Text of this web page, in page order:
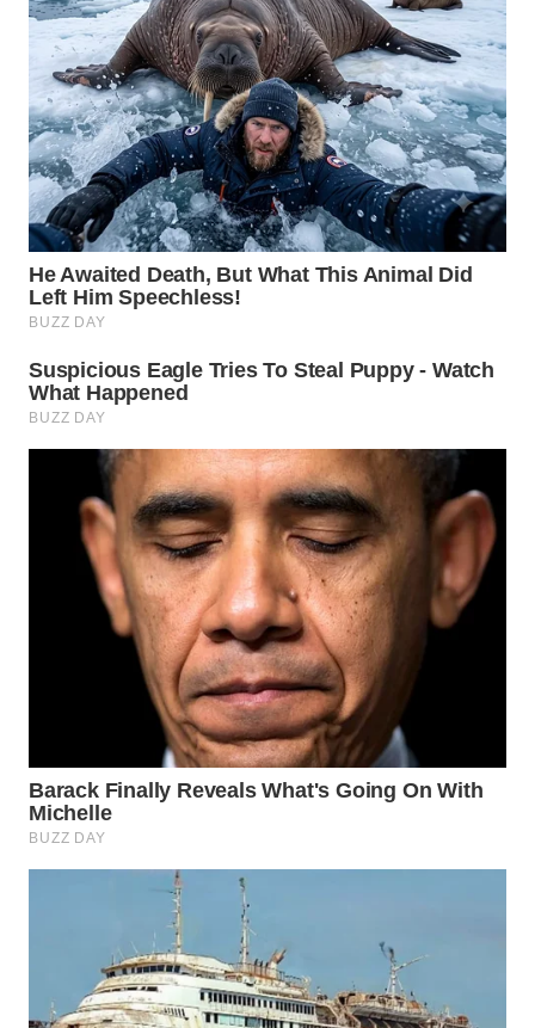
INFRASTRUKTUR
WAHANA
KONSUMEN
WAHANA
LISTRIK
WAHANA
TRAVEL
TV
WAHANANEWS
ID
WAHANANEWS
CO ID
WAHANANEWS
NET
WAHANA
UMKM
WAHANA
WAHANA
PERSONA